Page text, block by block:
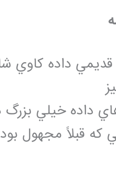
داده کاوي
هاي داده خيلي
که قبلاً مجهول